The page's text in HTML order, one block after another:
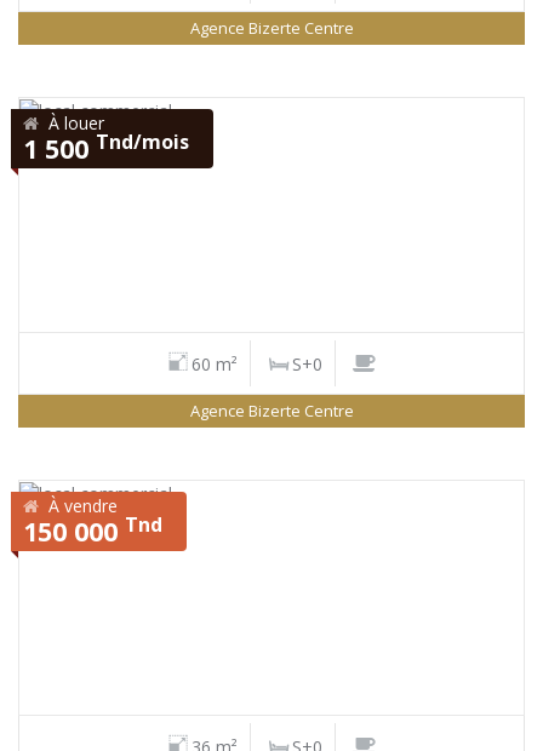
Agence Bizerte Centre
À louer
1 500 Tnd/mois
60 m² S+0
Agence Bizerte Centre
À vendre
150 000 Tnd